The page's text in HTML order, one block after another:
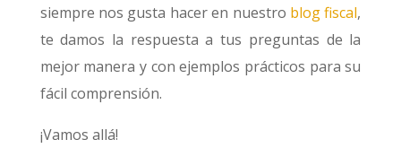
siempre nos gusta hacer en nuestro blog fiscal,
te damos la respuesta a tus preguntas de la
mejor manera y con ejemplos prácticos para su
fácil comprensión.
¡Vamos allá!